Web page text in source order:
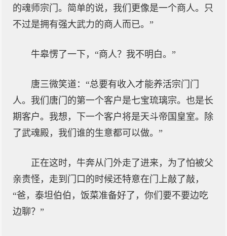
的魂师宗门。简单的说，我们更像是一个商人。只
不过是拥有强大武力的商人而已。”
牛皋愣了一下，“商人？我不明白。”
唐三微笑道：“总要有收入才能养活宗门门
人。我们唐门的第一个客户是七宝琉璃宗。也是长
期客户。我想，下一个客户将是天斗帝国皇室。除
了武魂殿，我们谁的生意都可以做。”
正在这时，牛奔从门外走了进来，为了怕被父
亲责怪，走到门口的时候还特意在门上敲了敲，
“爸，泰坦伯伯，饭菜准备好了，你们要不要边吃
边聊？”